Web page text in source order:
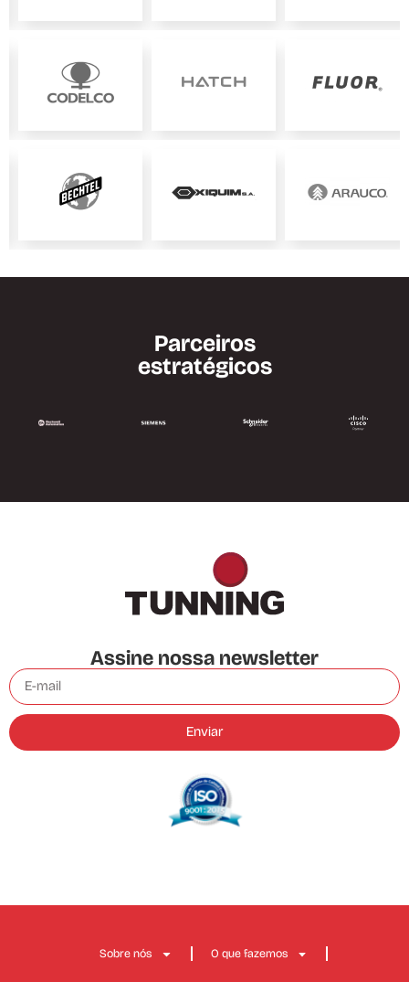
Parceiros
estratégicos
Assine nossa newsletter
Enviar
Sobre nós O que fazemos